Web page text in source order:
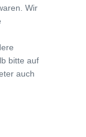
Wir
bitte auf
auch